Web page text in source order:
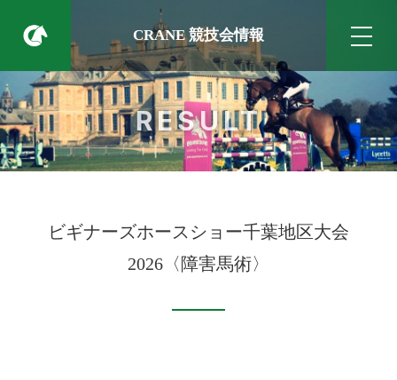
CRANE 競技会情報
RESULT
ビギナーズホースショー千葉地区大会
2026〈障害馬術〉